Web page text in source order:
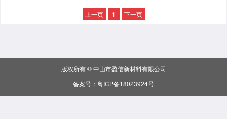
上一页 1 下一页
版权所有 © 中山市盈信新材料有限公司
备案号： 粤ICP备18023924号